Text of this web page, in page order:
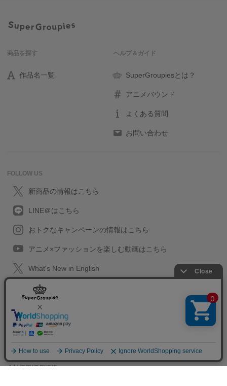
商品を探す
作品名一覧
ヘルプ＆ガイド
SuperGroupiesとは？
アニメバウンド
よくある質問
お問い合わせ
FOLLOW US
新商品の情報はこちら
LINE＠はこちら
おトクなキャンペーンの情報はこちら
アニメ×ファッションを楽しむ動画はこちら
What's New in English
What's New in English
プライバシーポリシー
特定取引に関する法律
会社情報/採用情報